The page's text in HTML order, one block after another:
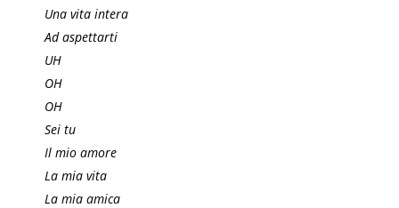
Una vita intera
Ad aspettarti
UH
OH
OH
Sei tu
Il mio amore
La mia vita
La mia amica